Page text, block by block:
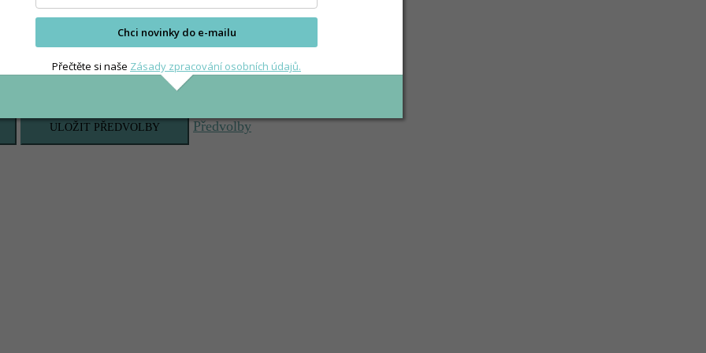
ULOŽIT PŘEDVOLBY Předvolby
Chci novinky do e-mailu
Přečtěte si naše Zásady zpracování osobních údajů.